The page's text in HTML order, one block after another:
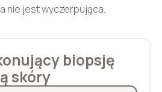
nie jest wyczerpująca.
biopsję
skóry